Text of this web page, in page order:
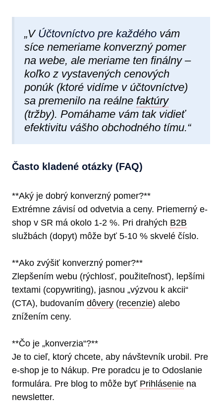
„V Účtovníctvo pre každého vám
síce nemeriame konverzný pomer
na webe, ale meriame ten finálny –
koľko z vystavených cenových
ponúk (ktoré vidíme v účtovníctve)
sa premenilo na reálne faktúry
(tržby). Pomáhame vám tak vidieť
efektivitu vášho obchodného tímu.“
Často kladené otázky (FAQ)
**Aký je dobrý konverzný pomer?**
Extrémne závisí od odvetvia a ceny. Priemerný e-
shop v SR má okolo 1-2 %. Pri drahých B2B
službách (dopyt) môže byť 5-10 % skvelé číslo.
**Ako zvýšiť konverzný pomer?**
Zlepšením webu (rýchlosť, použiteľnosť), lepšími
textami (copywriting), jasnou „výzvou k akcii“
(CTA), budovaním dôvery (recenzie) alebo
znížením ceny.
**Čo je „konverzia“?**
Je to cieľ, ktorý chcete, aby návštevník urobil. Pre
e-shop je to Nákup. Pre poradcu je to Odoslanie
formulára. Pre blog to môže byť Prihlásenie na
newsletter.